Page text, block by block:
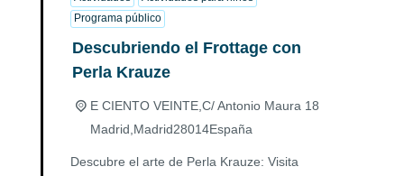
Programa público
Descubriendo el Frottage con
Perla Krauze
E CIENTO VEINTE, C/ Antonio Maura 18
Madrid Madrid28014España
Descubre el arte de Perla Krauze: Visita